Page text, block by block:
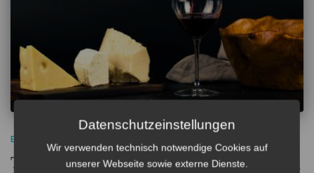
ESSEN
Trattoria Amici – unsere Überzeugung
Datenschutzeinstellungen
Wir verwenden technisch notwendige Cookies auf
unserer Webseite sowie externe Dienste.